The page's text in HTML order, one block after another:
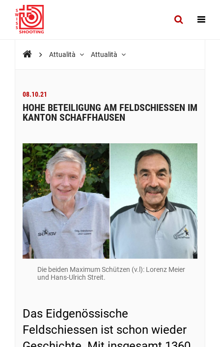
Attualità Attualità
08.10.21
HOHE BETEILIGUNG AM FELDSCHIESSEN IM
KANTON SCHAFFHAUSEN
Die beiden Maximum Schützen (v.l): Lorenz Meier
und Hans-Ulrich Streit.
Das Eidgenössische
Feldschiessen ist schon wieder